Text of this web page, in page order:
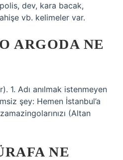
dev, kara bacak,
vb. kelimeler var.
ARGODA NE
1. Adı anılmak istenmeyen
şey: Hemen İstanbul’a
(Altan
NE